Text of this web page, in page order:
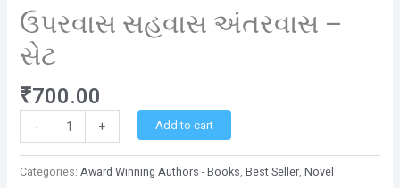
ઉપરવાસ સહવાસ અંતરવાસ –
સેટ
₹700.00
- + Add to cart
Categories: Award Winning Authors - Books, Best Seller, Novel